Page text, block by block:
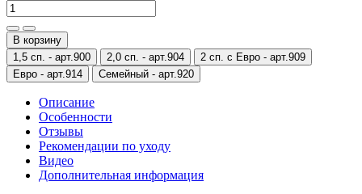
В корзину
1,5 сп. - арт.900 2,0 сп. - арт.904 2 сп. с Евро - арт.909
Евро - арт.914 Семейный - арт.920
Описание
Особенности
Отзывы
Рекомендации по уходу
Видео
Дополнительная информация